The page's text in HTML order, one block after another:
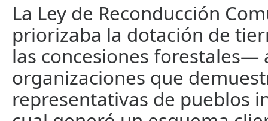
La Ley de Reconducción
priorizaba la dotación de
las concesiones forestales—
organizaciones que
representativas de pueblos